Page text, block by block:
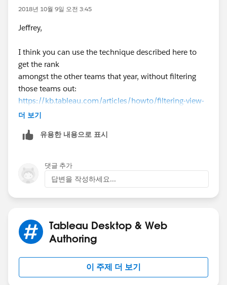
2018년 10월 9일 오전 3:45
Jeffrey,
I think you can use the technique described here to
get the rank
amongst the other teams that year, without filtering
those teams out:
https://kb.tableau.com/articles/howto/filtering-view-
without-filtering-underlying-data
Basically, LOOKUP(ATTR(Team ID),0) is placed on the
Then [Team ID] needs to be placed on the detail shelf,
and the Table Calculation settings need to set as
shown below.
Thread.
더 보기
유용한 내용으로 표시
댓글 추가
답변을 작성하세요...
Tableau Desktop & Web
Authoring
이 주제 더 보기